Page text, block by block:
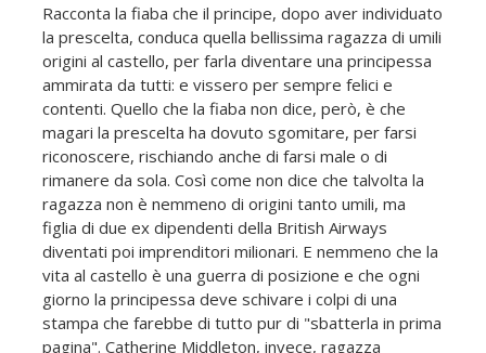
Racconta la fiaba che il principe, dopo aver individuato
la prescelta, conduca quella bellissima ragazza di umili
origini al castello, per farla diventare una principessa
ammirata da tutti: e vissero per sempre felici e
contenti. Quello che la fiaba non dice, però, è che
magari la prescelta ha dovuto sgomitare, per farsi
riconoscere, rischiando anche di farsi male o di
rimanere da sola. Così come non dice che talvolta la
ragazza non è nemmeno di origini tanto umili, ma
figlia di due ex dipendenti della British Airways
diventati poi imprenditori milionari. E nemmeno che la
vita al castello è una guerra di posizione e che ogni
giorno la principessa deve schivare i colpi di una
stampa che farebbe di tutto pur di "sbatterla in prima
pagina". Catherine Middleton, invece, ragazza